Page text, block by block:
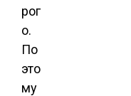
рог
о.
По
это
му